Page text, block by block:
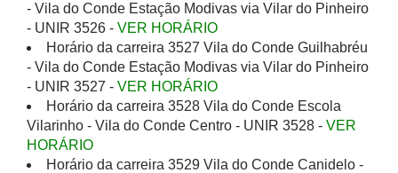
- Vila do Conde Estação Modivas via Vilar do Pinheiro
- UNIR 3526 - VER HORÁRIO
Horário da carreira 3527 Vila do Conde Guilhabréu
- Vila do Conde Estação Modivas via Vilar do Pinheiro
- UNIR 3527 - VER HORÁRIO
Horário da carreira 3528 Vila do Conde Escola
Vilarinho - Vila do Conde Centro - UNIR 3528 - VER
HORÁRIO
Horário da carreira 3529 Vila do Conde Canidelo -